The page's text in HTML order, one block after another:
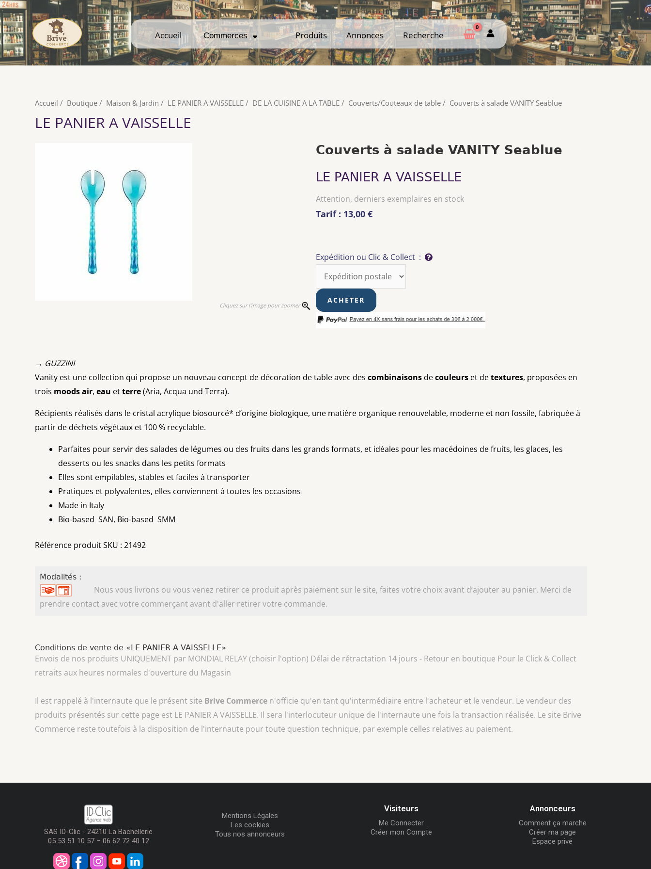
Accueil Commerces Produits Annonces Recherche
Accueil Commerces Produits Annonces Recherche
Accueil / Boutique / Maison & Jardin / LE PANIER A VAISSELLE / DE LA CUISINE A LA TABLE / Couverts/Couteaux de table / Couverts à salade VANITY Seablue
LE PANIER A VAISSELLE
Cliquez sur l'image pour zoomer
Couverts à salade VANITY Seablue
LE PANIER A VAISSELLE
Attention, derniers exemplaires en stock
Tarif : 13,00 €
Expédition ou Clic & Collect :
→ GUZZINI
Vanity est une collection qui propose un nouveau concept de décoration de table avec des combinaisonsdecouleurs et detextures, proposées en
trois moodsair, eau etterre(Aria, Acqua und Terra).
Récipients réalisés dans le cristal acrylique biosourcé* d’origine biologique, une matière organique renouvelable, moderne et non fossile, fabriquée à
partir de déchets végétaux et 100 % recyclable.
Parfaites pour servir des salades de légumes ou des fruits dans les grands formats, et idéales pour les macédoines de fruits, les glaces, les
desserts ou les snacks dans les petits formats
Elles sont empilables, stables et faciles à transporter
Pratiques et polyvalentes, elles conviennent à toutes les occasions
Made in Italy
Bio-based SAN, Bio-based SMM
Référence produit SKU : 21492
Modalités :
Nous vous livrons ou vous venez retirer ce produit après paiement sur le site, faites votre choix avant d’ajouter au panier. Merci de
prendre contact avec votre commerçant avant d'aller retirer votre commande.
Conditions de vente de «LE PANIER A VAISSELLE»
Envois de nos produits UNIQUEMENT par MONDIAL RELAY (choisir l'option) Délai de rétractation 14 jours - Retour en boutique Pour le Click & Collect
retraits aux heures normales d'ouverture du Magasin
Il est rappelé à l'internaute que le présent site Brive Commerce n'officie qu'en tant qu'intermédiaire entre l'acheteur et le vendeur. Le vendeur des
produits présentés sur cette page est LE PANIER A VAISSELLE. Il sera l'interlocuteur unique de l'internaute une fois la transaction réalisée. Le site Brive
Commerce reste toutefois à la disposition de l'internaute pour toute question technique, par exemple celles relatives au paiement.
SAS ID-Clic - 24210 La Bachellerie
05 53 51 10 57 – 06 62 72 40 12
Mentions Légales
Les cookies
Tous nos annonceurs
Visiteurs
Me Connecter
Créer mon Compte
Annonceurs
Comment ça marche
Créer ma page
Espace privé